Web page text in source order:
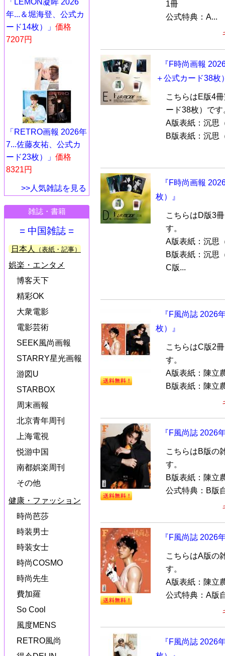
「LEMON凝眸 2026
年...＆堀海登、公式カ
ード14枚）」 価格
7207円
「RETRO画報 2026年
7...佐藤友祐、公式カ
ード23枚）」 価格
8321円
>>人気雑誌を見る
雑誌・書籍
= 中国雑誌 =
日本人 （表紙・記事）
娯楽・エンタメ
博客天下
精彩OK
大衆電影
電影芸術
SEEK風尚画報
STARRY星光画報
游図U
STARBOX
周末画報
北京青年周刊
上海電視
悦游中国
南都娯楽周刊
その他
健康・ファッション
時尚芭莎
時装男士
時装女士
時尚COSMO
時尚先生
費加羅
So Cool
風度MENS
RETRO風尚
1冊
公式特典：A...
『F時尚画報
＋公式カード38枚
こちらはE版4
ード38枚）です
A版表紙：沉思
B版表紙：沉思
『F時尚画報
枚）』
こちらはD版3
す。
A版表紙：沉思
B版表紙：沉思
C版...
『F風尚誌 2026
枚）』
こちらはC版2
す。
A版表紙：陳立
B版表紙：陳立
『F風尚誌 2026
こちらはB版の
す。
B版表紙：陳立
公式特典：B版
『F風尚誌 2026
こちらはA版の
す。
A版表紙：陳立
公式特典：A版
『F風尚誌 2026